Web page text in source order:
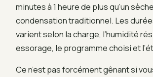
minutes à 1 heure de plus qu’un
condensation traditionnel. Les
varient selon la charge, l’humidité
essorage, le programme choisi et
Ce n’est pas forcément gênant si